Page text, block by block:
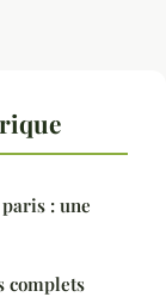
: une
complets